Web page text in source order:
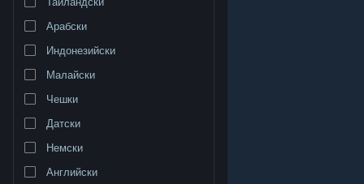
Арабски
Индонезийски
Малайски
Чешки
Датски
Немски
Английски